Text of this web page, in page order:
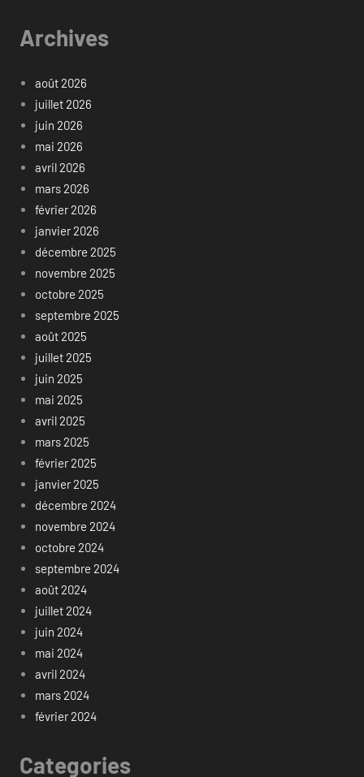
Archives
août 2026
juillet 2026
juin 2026
mai 2026
avril 2026
mars 2026
février 2026
janvier 2026
décembre 2025
novembre 2025
octobre 2025
septembre 2025
août 2025
juillet 2025
juin 2025
mai 2025
avril 2025
mars 2025
février 2025
janvier 2025
décembre 2024
novembre 2024
octobre 2024
septembre 2024
août 2024
juillet 2024
juin 2024
mai 2024
avril 2024
mars 2024
février 2024
Categories